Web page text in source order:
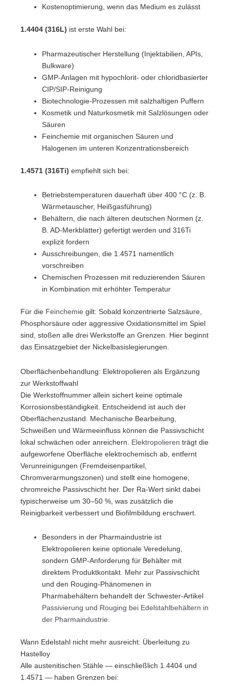
Kostenoptimierung, wenn das Medium es zulässt
1.4404 (316L) ist erste Wahl bei:
Pharmazeutischer Herstellung (Injektabilien, APIs,
Bulkware)
GMP-Anlagen mit hypochlorit- oder chloridbasierter
CIP/SIP-Reinigung
Biotechnologie-Prozessen mit salzhaltigen Puffern
Kosmetik und Naturkosmetik mit Salzlösungen oder
Säuren
Feinchemie mit organischen Säuren und
Halogenen im unteren Konzentrationsbereich
1.4571 (316Ti) empfiehlt sich bei:
Betriebstemperaturen dauerhaft über 400 °C (z. B.
Wärmetauscher, Heißgasführung)
Behältern, die nach älteren deutschen Normen (z.
B. AD-Merkblätter) gefertigt werden und 316Ti
explizit fordern
Ausschreibungen, die 1.4571 namentlich
vorschreiben
Chemischen Prozessen mit reduzierenden Säuren
in Kombination mit erhöhter Temperatur
Für die Feinchemie gilt: Sobald konzentrierte Salzsäure,
Phosphorsäure oder aggressive Oxidationsmittel im Spiel
sind, stoßen alle drei Werkstoffe an Grenzen. Hier beginnt
das Einsatzgebiet der Nickelbasislegierungen.
Oberflächenbehandlung: Elektropolieren als Ergänzung
zur Werkstoffwahl
Die Werkstoffnummer allein sichert keine optimale
Korrosionsbeständigkeit. Entscheidend ist auch der
Oberflächenzustand. Mechanische Bearbeitung,
Schweißen und Wärmeeinfluss können die Passivschicht
lokal schwächen oder anreichern. Elektropolieren trägt die
aufgeworfene Oberfläche elektrochemisch ab, entfernt
Verunreinigungen (Fremdeisenpartikel,
Chromverarmungszonen) und stellt eine homogene,
chromreiche Passivschicht her. Der Ra-Wert sinkt dabei
typischerweise um 30–50 %, was zusätzlich die
Reinigbarkeit verbessert und Biofilmbildung erschwert.
Besonders in der Pharmaindustrie ist
Elektropolieren keine optionale Veredelung,
sondern GMP-Anforderung für Behälter mit
direktem Produktkontakt. Mehr zur Passivschicht
und den Rouging-Phänomenen in
Pharmabehältern behandelt der Schwester-Artikel
Passivierung und Rouging bei Edelstahlbehältern in
der Pharmaindustrie.
Wann Edelstahl nicht mehr ausreicht: Überleitung zu
Hastelloy
Alle austenitischen Stähle — einschließlich 1.4404 und
1.4571 — haben Grenzen bei: